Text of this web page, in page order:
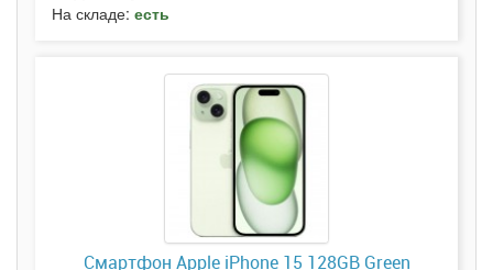
На складе: есть
Смартфон Apple iPhone 15 128GB Green